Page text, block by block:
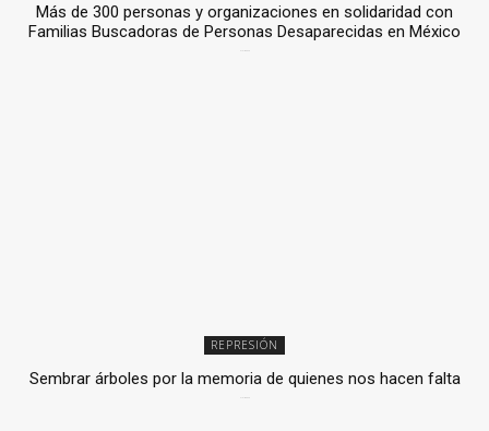
Más de 300 personas y organizaciones en solidaridad con
Familias Buscadoras de Personas Desaparecidas en México
REPRESIÓN
Sembrar árboles por la memoria de quienes nos hacen falta